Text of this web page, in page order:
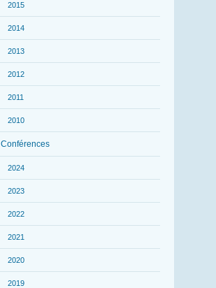
2015
2014
2013
2012
2011
2010
Conférences
2024
2023
2022
2021
2020
2019